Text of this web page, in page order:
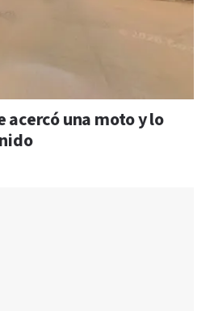
acercó una moto y lo